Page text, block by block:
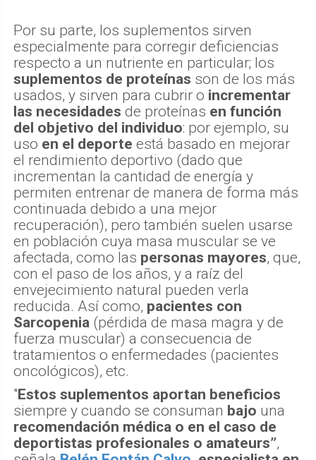
Por su parte, los suplementos sirven
especialmente para corregir deficiencias
respecto a un nutriente en particular; los
suplementos de proteínas son de los más
usados, y sirven para cubrir o incrementar
las necesidades de proteínas en función
del objetivo del individuo: por ejemplo, su
uso en el deporte está basado en mejorar
el rendimiento deportivo (dado que
incrementan la cantidad de energía y
permiten entrenar de manera de forma más
continuada debido a una mejor
recuperación), pero también suelen usarse
en población cuya masa muscular se ve
afectada, como las personas mayores, que,
con el paso de los años, y a raíz del
envejecimiento natural pueden verla
reducida. Así como, pacientes con
Sarcopenia (pérdida de masa magra y de
fuerza muscular) a consecuencia de
tratamientos o enfermedades (pacientes
oncológicos), etc.
"Estos suplementos aportan beneficios
siempre y cuando se consuman bajo una
recomendación médica o en el caso de
deportistas profesionales o amateurs”,